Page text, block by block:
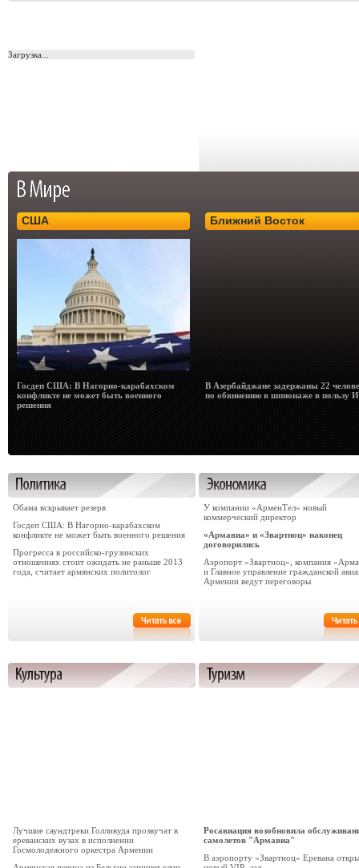
Загрузка...
США
Госдеп США: В Нагорно-карабахском
конфликте не может быть военного
решения
Ближний Восток
В Азербайджане задержаны 22
по обвинению в шпионаже в пользу
Обама вскрывает резерв
Госдеп США: В Нагорно-карабахском
конфликте не может быть военного решения
Прогресса в российско-грузинских
отношениях стоит ожидать не раньше 2013
года, считает армянских политолог
У компании «АрменТел» новый
коммерческий директор
«Армавиа» и «Звартноц» наконец
договорились
Аэропорт «Звартноц», компания
и Главное управление гражданской
Армении ведут переговоры
Лучшие саундтреки Голливуда прозвучат в
ереванских вузах в исполнении
Госмолодежного оркестра Армении
Росавиация возобновила
самолетов "Армавиа"
В аэропорту «Звартноц» Еревана